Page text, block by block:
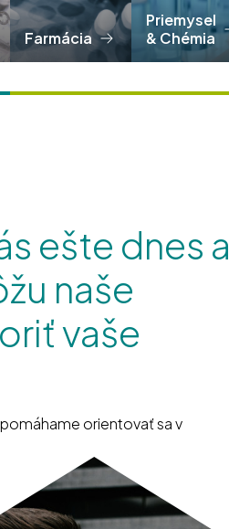
Farmácia
Priemysel
& Chémia
ešte dnes a
naše
vaše
orientovať sa v